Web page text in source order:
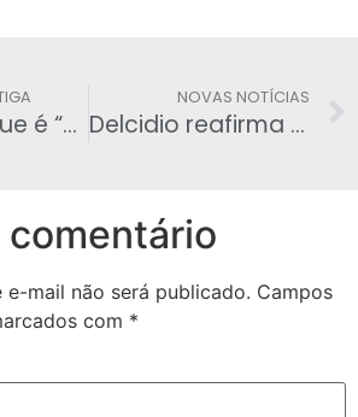
Temer diz que é “provável” que país tenha inflação abaixo de 4,5% em 2017
NOVAS NOTÍCIAS
Delcidio reafirma que tentou comprar silêncio de Cerveró por ordem de Lula
comentário
e-mail não será publicado. Campos
com *